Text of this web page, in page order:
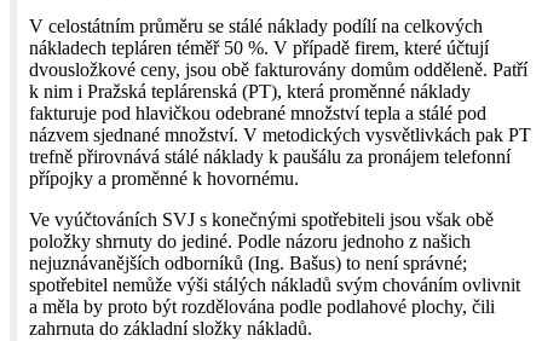
V celostátním průměru se stálé náklady podílí na celkových
nákladech tepláren téměř 50 %. V případě firem, které účtují
dvousložkové ceny, jsou obě fakturovány domům odděleně. Patří
k nim i Pražská teplárenská (PT), která proměnné náklady
fakturuje pod hlavičkou odebrané množství tepla a stálé pod
názvem sjednané množství. V metodických vysvětlivkách pak PT
trefně přirovnává stálé náklady k paušálu za pronájem telefonní
přípojky a proměnné k hovornému.
Ve vyúčtováních SVJ s konečnými spotřebiteli jsou však obě
položky shrnuty do jediné. Podle názoru jednoho z našich
nejuznávanějších odborníků (Ing. Bašus) to není správné;
spotřebitel nemůže výši stálých nákladů svým chováním ovlivnit
a měla by proto být rozdělována podle podlahové plochy, čili
zahrnuta do základní složky nákladů.